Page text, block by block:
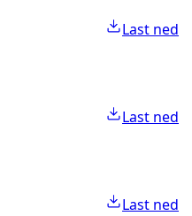
Last ned
Last ned
Last ned